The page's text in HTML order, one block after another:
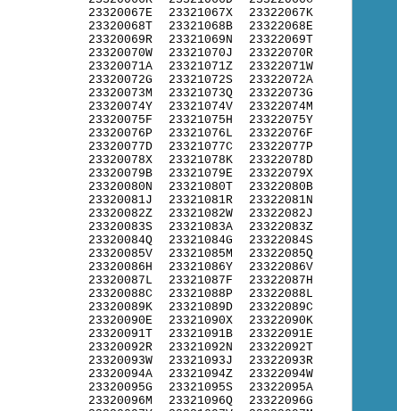
23320067E
23320068T
23320069R
23320070W
23320071A
23320072G
23320073M
23320074Y
23320075F
23320076P
23320077D
23320078X
23320079B
23320080N
23320081J
23320082Z
23320083S
23320084Q
23320085V
23320086H
23320087L
23320088C
23320089K
23320090E
23320091T
23320092R
23320093W
23320094A
23320095G
23320096M
23321067X
23321068B
23321069N
23321070J
23321071Z
23321072S
23321073Q
23321074V
23321075H
23321076L
23321077C
23321078K
23321079E
23321080T
23321081R
23321082W
23321083A
23321084G
23321085M
23321086Y
23321087F
23321088P
23321089D
23321090X
23321091B
23321092N
23321093J
23321094Z
23321095S
23321096Q
23322067K
23322068E
23322069T
23322070R
23322071W
23322072A
23322073G
23322074M
23322075Y
23322076F
23322077P
23322078D
23322079X
23322080B
23322081N
23322082J
23322083Z
23322084S
23322085Q
23322086V
23322087H
23322088L
23322089C
23322090K
23322091E
23322092T
23322093R
23322094W
23322095A
23322096G